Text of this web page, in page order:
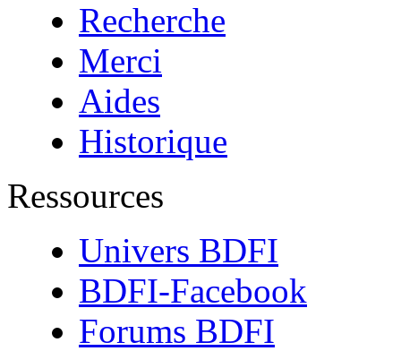
Recherche
Merci
Aides
Historique
Ressources
Univers BDFI
BDFI-Facebook
Forums BDFI